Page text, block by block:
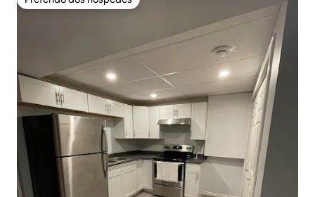
Preferido dos hóspedes